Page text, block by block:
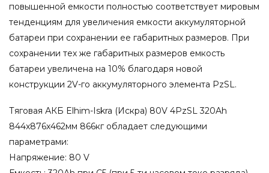
повышенной емкости полностью соответствует мировым
тенденциям для увеличения емкости аккумуляторной
батареи при сохранении ее габаритных размеров. При
сохранении тех же габаритных размеров емкость
батареи увеличена на 10% благодаря новой
конструкции 2V-го аккумуляторного элемента PzSL.
Тяговая АКБ Elhim-Iskra (Искра) 80V 4PzSL 320Ah
844x876x462мм 866кг обладает следующими
параметрами:
Напряжение: 80 V